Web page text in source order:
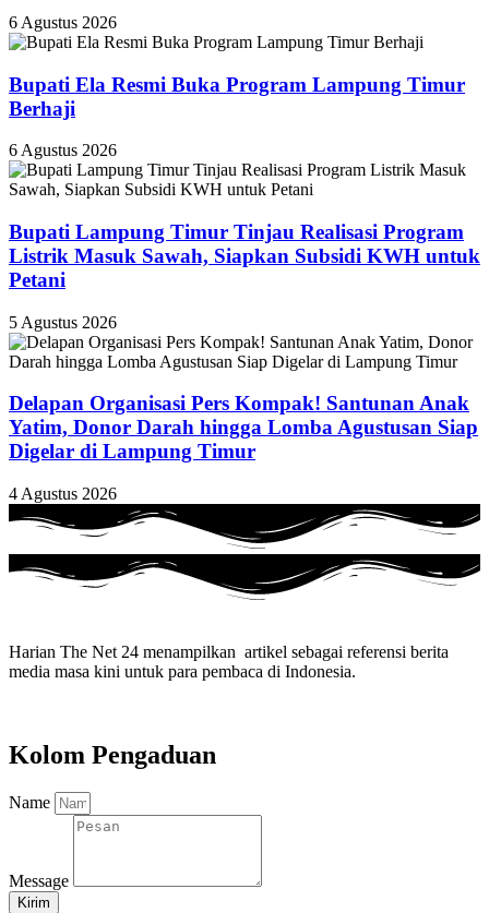
6 Agustus 2026
Bupati Ela Resmi Buka Program Lampung Timur
Berhaji
6 Agustus 2026
Bupati Lampung Timur Tinjau Realisasi Program
Listrik Masuk Sawah, Siapkan Subsidi KWH untuk
Petani
5 Agustus 2026
Delapan Organisasi Pers Kompak! Santunan Anak
Yatim, Donor Darah hingga Lomba Agustusan Siap
Digelar di Lampung Timur
4 Agustus 2026
Harian The Net 24 menampilkan artikel sebagai referensi berita
media masa kini untuk para pembaca di Indonesia.
Kolom Pengaduan
Name
Message
Kirim